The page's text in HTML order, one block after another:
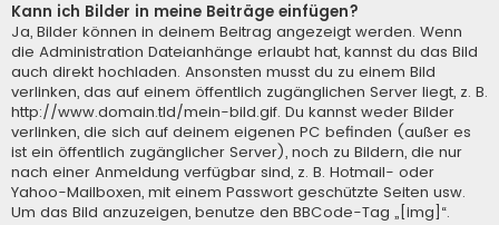
Kann ich Bilder in meine Beiträge einfügen?
Ja, Bilder können in deinem Beitrag angezeigt werden. Wenn
die Administration Dateianhänge erlaubt hat, kannst du das Bild
auch direkt hochladen. Ansonsten musst du zu einem Bild
verlinken, das auf einem öffentlich zugänglichen Server liegt, z. B.
http://www.domain.tld/mein-bild.gif. Du kannst weder Bilder
verlinken, die sich auf deinem eigenen PC befinden (außer es
ist ein öffentlich zugänglicher Server), noch zu Bildern, die nur
nach einer Anmeldung verfügbar sind, z. B. Hotmail- oder
Yahoo-Mailboxen, mit einem Passwort geschützte Seiten usw.
Um das Bild anzuzeigen, benutze den BBCode-Tag „[img]“.